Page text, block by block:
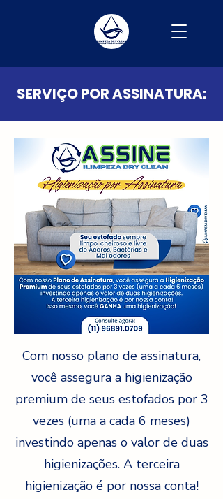
SERVIÇO POR ASSINATURA:
Com nosso plano de assinatura,
você assegura a higienização
premium de seus estofados por 3
vezes (uma a cada 6 meses)
investindo apenas o valor de duas
higienizações. A terceira
higienização é por nossa conta!